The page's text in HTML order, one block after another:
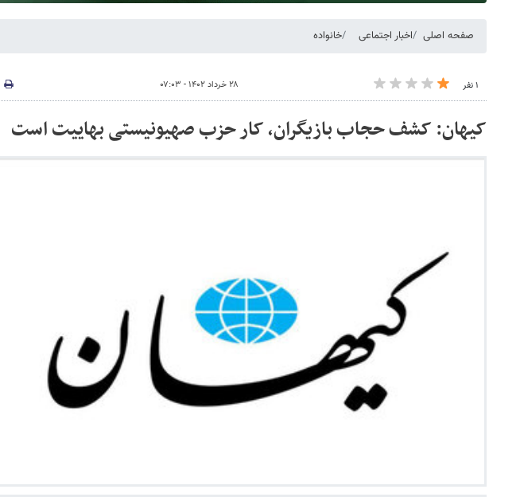
صفحه اصلی اخبار اجتماعی خانواده
۱ نفر ۲۸ خرداد ۱۴۰۲ - ۰۷:۰۳
کیهان: کشف حجاب بازیگران، کار حزب صهیونیستی بهاییت است